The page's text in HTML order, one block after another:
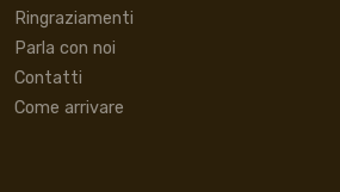
Ringraziamenti
Parla con noi
Contatti
Come arrivare